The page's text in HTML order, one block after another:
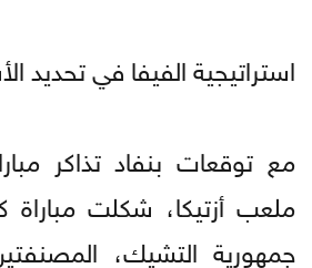
استراتيجية الفيفا في تحديد
مع توقعات بنفاد تذاكر
ملعب أزتيكا، شكلت مباراة